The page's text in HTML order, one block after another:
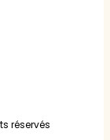
réservés